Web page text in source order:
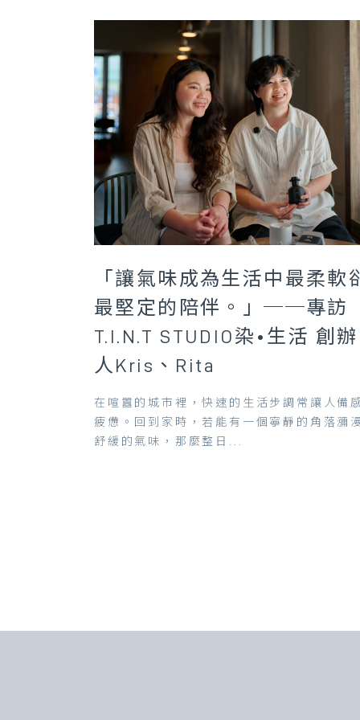
「讓氣味成為生活中最柔軟
最堅定的陪伴。」──專訪
T.I.N.T STUDIO染•生活 創辦
人Kris、Rita
在喧囂的城市裡，快速的生活步調常讓人備
疲憊。回到家時，若能有一個寧靜的角落瀰
舒緩的氣味，那麼整日...